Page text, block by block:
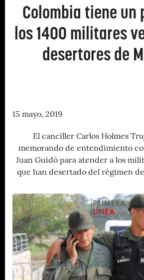
Colombia tiene un
los 1400 militares
desertores de
15 mayo, 2019
El canciller Carlos Holmes
memorando de entendimiento
Juan Guidó para atender a los
que han desertado del régimen